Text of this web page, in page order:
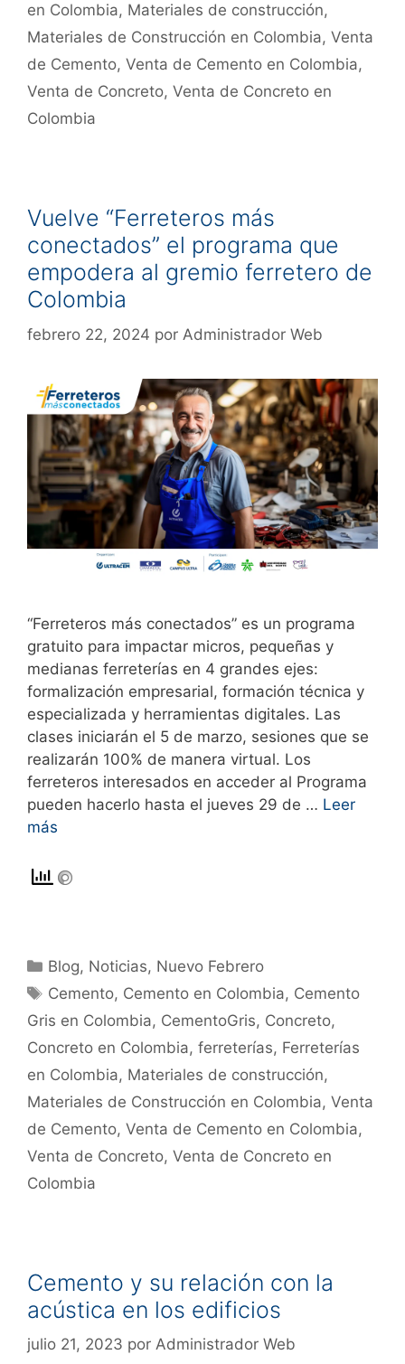
en Colombia, Materiales de construcción,
Materiales de Construcción en Colombia, Venta
de Cemento, Venta de Cemento en Colombia,
Venta de Concreto, Venta de Concreto en
Colombia
Vuelve “Ferreteros más
conectados” el programa que
empodera al gremio ferretero de
Colombia
febrero 22, 2024 por Administrador Web
“Ferreteros más conectados” es un programa
gratuito para impactar micros, pequeñas y
medianas ferreterías en 4 grandes ejes:
formalización empresarial, formación técnica y
especializada y herramientas digitales. Las
clases iniciarán el 5 de marzo, sesiones que se
realizarán 100% de manera virtual. Los
ferreteros interesados en acceder al Programa
pueden hacerlo hasta el jueves 29 de … Leer
más
Blog, Noticias, Nuevo Febrero
Cemento, Cemento en Colombia, Cemento
Gris en Colombia, CementoGris, Concreto,
Concreto en Colombia, ferreterías, Ferreterías
en Colombia, Materiales de construcción,
Materiales de Construcción en Colombia, Venta
de Cemento, Venta de Cemento en Colombia,
Venta de Concreto, Venta de Concreto en
Colombia
Cemento y su relación con la
acústica en los edificios
julio 21, 2023 por Administrador Web